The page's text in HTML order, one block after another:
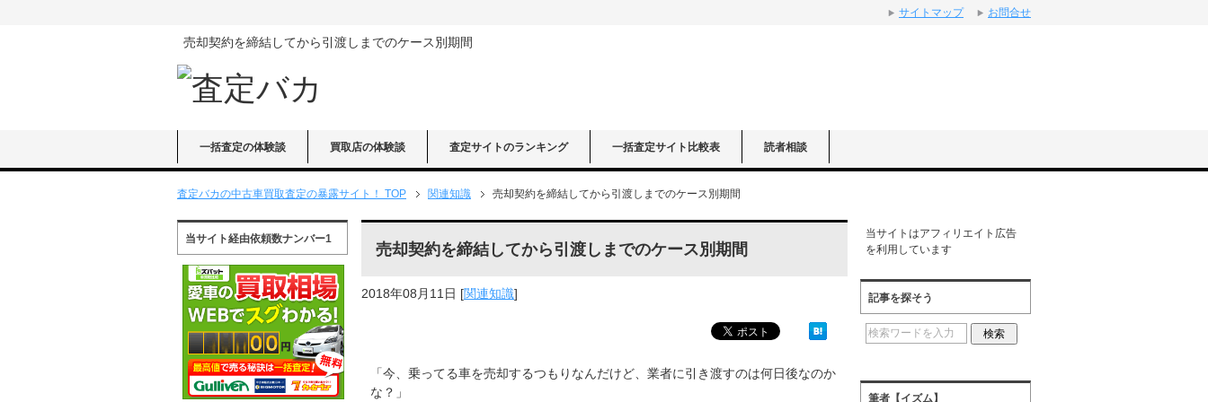
売却契約を締結してから引渡しまでのケース別期間
一括査定の体験談 買取店の体験談 査定サイトのランキング 一括査定サイト比較表 読者相談
査定バカの中古車買取査定の暴露サイト！ TOP 関連知識 売却契約を締結してから引渡しまでのケース別期間
売却契約を締結してから引渡しまでのケース別期間
2018年08月11日 [関連知識]
「今、乗ってる車を売却するつもりなんだけど、業者に引き渡すのは何日後なのか
な？」
当サイト経由依頼数ナンバー1
当サイトはアフィリエイト広告
を利用しています
記事を探そう
筆者【イズム】
サイトマップ お問合せ